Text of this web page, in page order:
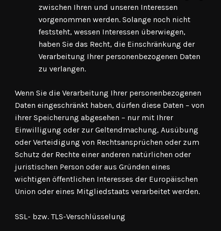
zwischen Ihren und unseren Interessen
vorgenommen werden. Solange noch nicht
feststeht, wessen Interessen überwiegen,
haben Sie das Recht, die Einschränkung der
Verarbeitung Ihrer personenbezogenen Daten
zu verlangen.
Wenn Sie die Verarbeitung Ihrer personenbezogenen
Daten eingeschränkt haben, dürfen diese Daten – von
ihrer Speicherung abgesehen – nur mit Ihrer
Einwilligung oder zur Geltendmachung, Ausübung
oder Verteidigung von Rechtsansprüchen oder zum
Schutz der Rechte einer anderen natürlichen oder
juristischen Person oder aus Gründen eines
wichtigen öffentlichen Interesses der Europäischen
Union oder eines Mitgliedstaats verarbeitet werden.
SSL- bzw. TLS-Verschlüsselung